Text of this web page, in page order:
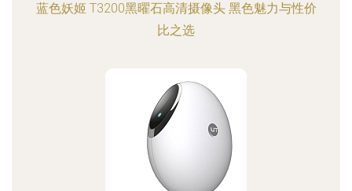
蓝色妖姬 T3200黑曜石高清摄像头 黑色魅力与性价
比之选